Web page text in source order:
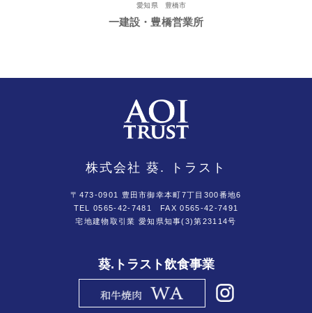
愛知県 豊橋市
一建設・豊橋営業所
株式会社 葵. トラスト
〒473-0901 豊田市御幸本町7丁目300番地6
TEL 0565-42-7481
FAX 0565-42-7491
宅地建物取引業 愛知県知事(3)第23114号
葵.トラスト飲食事業